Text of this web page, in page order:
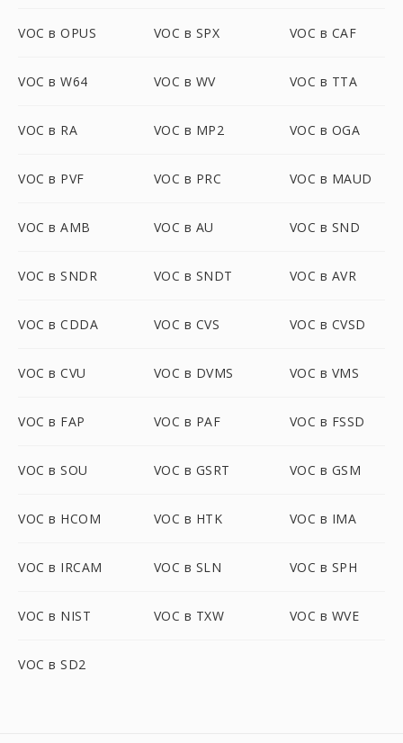
VOC в OPUS VOC в SPX VOC в CAF
VOC в W64 VOC в WV VOC в TTA
VOC в RA VOC в MP2 VOC в OGA
VOC в PVF VOC в PRC VOC в MAUD
VOC в AMB VOC в AU VOC в SND
VOC в SNDR VOC в SNDT VOC в AVR
VOC в CDDA VOC в CVS VOC в CVSD
VOC в CVU VOC в DVMS VOC в VMS
VOC в FAP VOC в PAF VOC в FSSD
VOC в SOU VOC в GSRT VOC в GSM
VOC в HCOM VOC в HTK VOC в IMA
VOC в IRCAM VOC в SLN VOC в SPH
VOC в NIST VOC в TXW VOC в WVE
VOC в SD2